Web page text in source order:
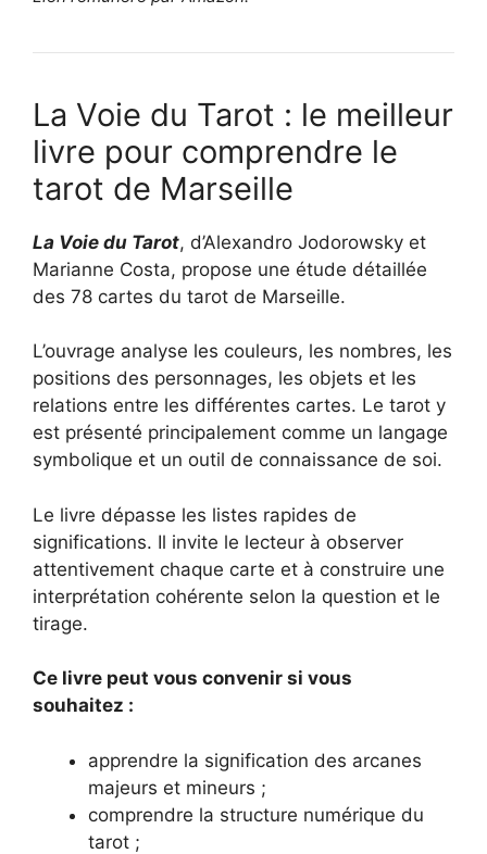
La Voie du Tarot : le meilleur
livre pour comprendre le
tarot de Marseille
La Voie du Tarot, d’Alexandro Jodorowsky et
Marianne Costa, propose une étude détaillée
des 78 cartes du tarot de Marseille.
L’ouvrage analyse les couleurs, les nombres, les
positions des personnages, les objets et les
relations entre les différentes cartes. Le tarot y
est présenté principalement comme un langage
symbolique et un outil de connaissance de soi.
Le livre dépasse les listes rapides de
significations. Il invite le lecteur à observer
attentivement chaque carte et à construire une
interprétation cohérente selon la question et le
tirage.
Ce livre peut vous convenir si vous
souhaitez :
apprendre la signification des arcanes
majeurs et mineurs ;
comprendre la structure numérique du
tarot ;